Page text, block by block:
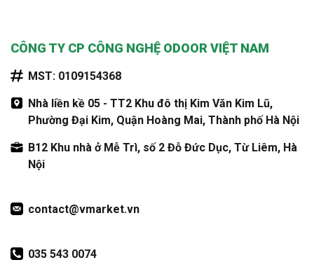
CÔNG TY CP CÔNG NGHỆ ODOOR VIỆT NAM
MST: 0109154368
Nhà liền kề 05 - TT2 Khu đô thị Kim Văn Kim Lũ,
Phường Đại Kim, Quận Hoàng Mai, Thành phố Hà Nội
B12 Khu nhà ở Mễ Trì, số 2 Đỗ Đức Dục, Từ Liêm, Hà
Nội
contact@vmarket.vn
035 543 0074